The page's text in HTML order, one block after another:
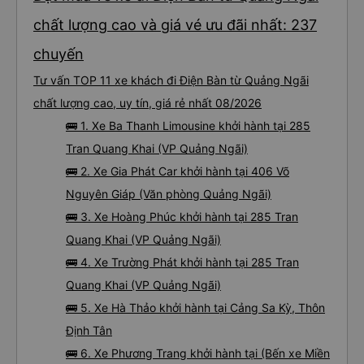
chất lượng cao và giá vé ưu đãi nhất: 237
chuyến
Tư vấn TOP 11 xe khách đi Điện Bàn từ Quảng Ngãi
chất lượng cao, uy tín, giá rẻ nhất 08/2026
🚌 1. Xe Ba Thanh Limousine khởi hành tại 285
Tran Quang Khai (VP Quảng Ngãi)
🚌 2. Xe Gia Phát Car khởi hành tại 406 Võ
Nguyên Giáp (Văn phòng Quảng Ngãi)
🚌 3. Xe Hoàng Phúc khởi hành tại 285 Tran
Quang Khai (VP Quảng Ngãi)
🚌 4. Xe Trường Phát khởi hành tại 285 Tran
Quang Khai (VP Quảng Ngãi)
🚌 5. Xe Hà Thảo khởi hành tại Cảng Sa Kỳ, Thôn
Định Tân
🚌 6. Xe Phương Trang khởi hành tại (Bến xe Miền